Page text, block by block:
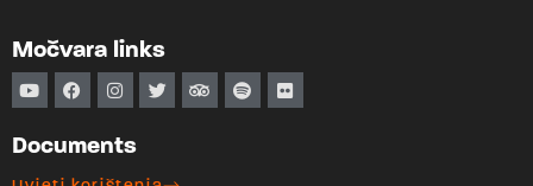
Močvara links
Documents